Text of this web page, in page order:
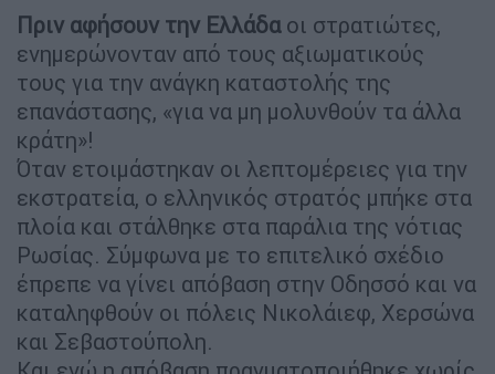
Πριν αφήσουν την Ελλάδαοι στρατιώτες,
ενημερώνονταν από τους αξιωματικούς
τους για την ανάγκη καταστολής της
επανάστασης, «για να μη μολυνθούν τα άλλα
κράτη»!
Όταν ετοιμάστηκαν οι λεπτομέρειες για την
εκστρατεία, ο ελληνικός στρατός μπήκε στα
πλοία και στάλθηκε στα παράλια της νότιας
Ρωσίας. Σύμφωνα με το επιτελικό σχέδιο
έπρεπε να γίνει απόβαση στην Οδησσό και να
καταληφθούν οι πόλεις Νικολάιεφ, Χερσώνα
και Σεβαστούπολη.